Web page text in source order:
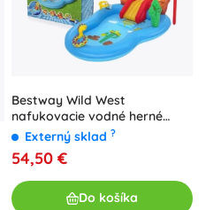
Bestway Wild West
nafukovacie vodné herné
centrum 264 × 188 × 140 cm
Externý sklad ?
54,50 €
Do košíka